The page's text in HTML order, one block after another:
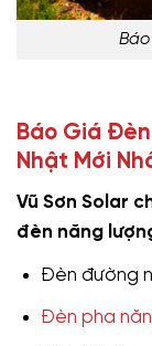
Báo Giá
Nhật Mới
Vũ Sơn Solar
đèn năng
Đèn đường
Đèn pha